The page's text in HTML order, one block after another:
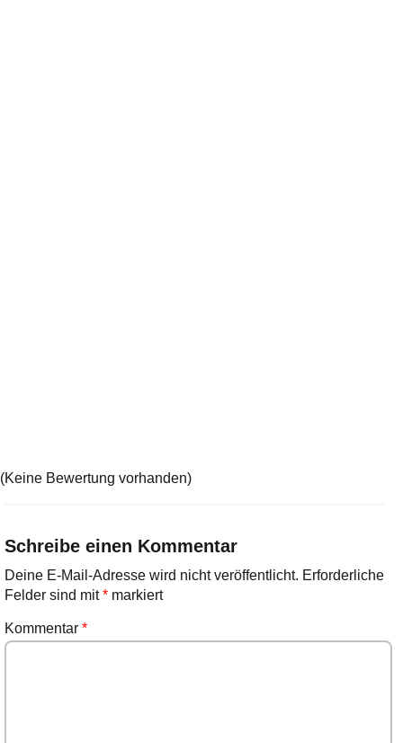
(Keine Bewertung vorhanden)
Schreibe einen Kommentar
Deine E-Mail-Adresse wird nicht veröffentlicht. Erforderliche
Felder sind mit*markiert
Kommentar *